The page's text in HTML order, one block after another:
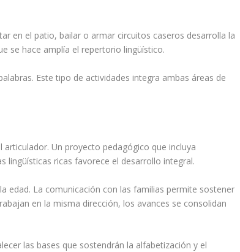
en el patio, bailar o armar circuitos caseros desarrolla la
se hace amplía el repertorio lingüístico.
Este tipo de actividades integra ambas áreas de
Un proyecto pedagógico que incluya
lingüísticas ricas favorece el desarrollo integral.
edad. La comunicación con las familias permite sostener
en la misma dirección, los avances se consolidan
las bases que sostendrán la alfabetización y el